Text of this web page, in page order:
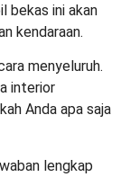
bekas ini akan
kendaraan.
menyeluruh.
interior
Anda apa saja
lengkap